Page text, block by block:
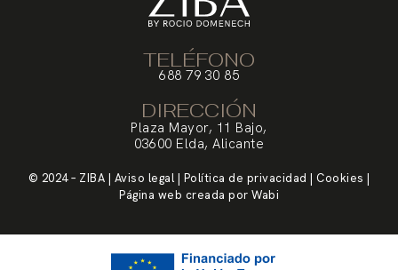
TELÉFONO
688 79 30 85
DIRECCIÓN
Plaza Mayor, 11 Bajo,
03600 Elda, Alicante
© 2024 – ZIBA | Aviso legal | Política de privacidad | Cookies |
Página web creada por Wabi